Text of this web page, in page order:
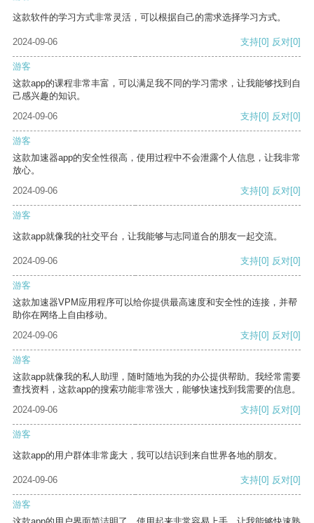
这款软件的学习方式非常灵活，可以根据自己的需求选择学习方式。
2024-09-06 支持[0] 反对[0]
游客
这款app的课程非常丰富，可以满足我不同的学习需求，让我能够找到自
己感兴趣的知识。
2024-09-06
支持[0] 反对[0]
游客
这款加速器app的安全性很高，使用过程中不会泄露个人信息，让我非常
放心。
2024-09-06
支持[0] 反对[0]
游客
这款app就像我的社交平台，让我能够与志同道合的朋友一起交流。
2024-09-06 支持[0] 反对[0]
游客
这款加速器VPM应用程序可以给你提供最高速度和安全性的连接，并帮
助你在网络上自由移动。
2024-09-06
支持[0] 反对[0]
游客
这款app就像我的私人助理，随时随地为我的办公提供帮助。我经常需要
查找资料，这款app的搜索功能非常强大，能够快速找到我需要的信息。
2024-09-06
支持[0] 反对[0]
游客
这款app的用户群体非常庞大，我可以结识到来自世界各地的朋友。
2024-09-06 支持[0] 反对[0]
游客